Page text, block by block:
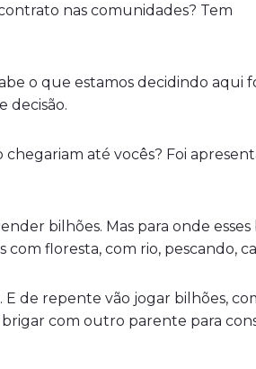
nas comunidades? Tem
o que estamos decidindo aqui
decisão.
até vocês? Foi
bilhões. Mas para onde esses
floresta, com rio, pescando,
de repente vão jogar bilhões,
brigar com outro parente para